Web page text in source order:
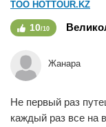
таком же размере!
показывают!
ТОО HOTTOUR.KZ
10/10
Жанара
Не первый раз
каждый раз все на